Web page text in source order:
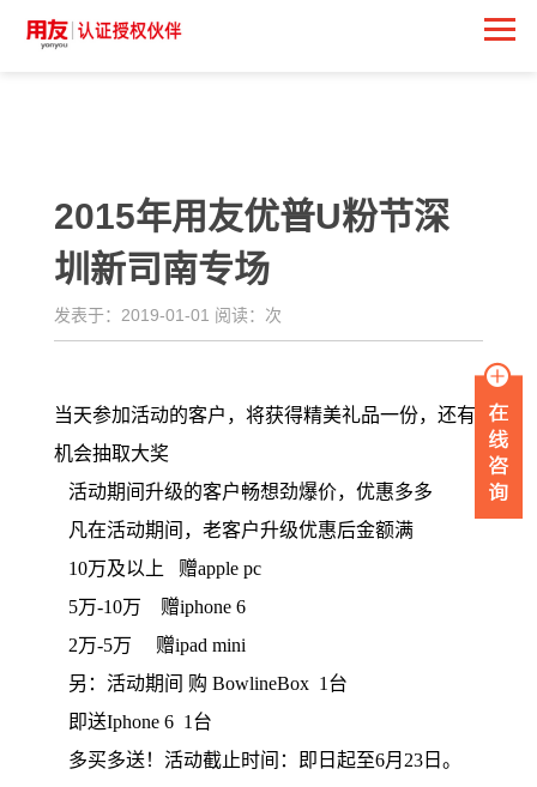
2015年用友优普U粉节深
圳新司南专场
发表于：2019-01-01 阅读： 次
当天参加活动的客户，将获得精美礼品一份，还有
机会抽取大奖
活动期间升级的客户畅想劲爆价，优惠多多
凡在活动期间，老客户升级优惠后金额满
10万及以上 赠apple pc
5万-10万 赠iphone 6
2万-5万 赠ipad mini
另：活动期间 购 BowlineBox 1台
即送Iphone 6 1台
多买多送！活动截止时间：即日起至6月23日。